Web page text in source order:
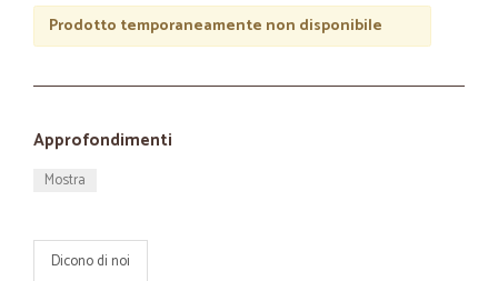
Prodotto temporaneamente non disponibile
Approfondimenti
Mostra
Dicono di noi